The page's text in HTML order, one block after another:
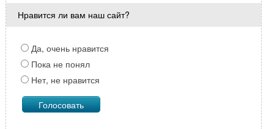
Нравится ли вам наш сайт?
Да, очень нравится
Пока не понял
Нет, не нравится